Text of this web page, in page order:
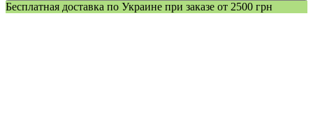
Бесплатная доставка по Украине при заказе от 2500 грн